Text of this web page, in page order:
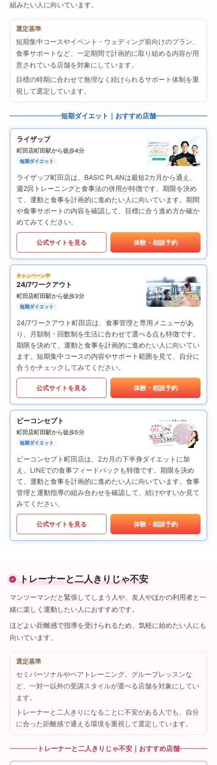
組みたい人に向いています。
選定基準
短期集中コースやイベント・ウェディング前向けのプラン、
食事サポートなど、一定期間で計画的に取り組める内容が用
意されている店舗を対象にしています。
目標の時期に合わせて無理なく続けられるサポート体制を重
視して選定しています。
短期ダイエット｜おすすめ店舗
ライザップ
町田店町田駅から徒歩4分
短期ダイエット
ライザップ町田店は、BASIC PLANは最短2カ月から通え、
週2回トレーニングと食事法の併用が特徴です。期限を決め
て、運動と食事を計画的に進めたい人に向いています。期間
や食事サポートの内容を確認して、目標に合う進め方か確か
めてみてください。
公式サイトを見る 体験・相談予約
キャンペーン中
24/7ワークアウト
町田店町田駅から徒歩3分
短期ダイエット
24/7ワークアウト町田店は、食事管理と専用メニューがあ
り、月額制・回数制を生活に合わせて選べる点も特徴です。
期限を決めて、運動と食事を計画的に進めたい人に向いてい
ます。短期集中コースの内容やサポート範囲を見て、自分に
合うかチェックしてみてください。
公式サイトを見る 体験・相談予約
ビーコンセプト
町田店町田駅から徒歩5分
短期ダイエット
ビーコンセプト町田店は、2カ月の下半身ダイエットに加
え、LINEでの食事フィードバックも特徴です。期限を決め
て、運動と食事を計画的に進めたい人に向いています。食事
管理と運動指導の組み合わせを確認して、続けやすいか見て
みてください。
公式サイトを見る 体験・相談予約
トレーナーと二人きりじゃ不安
マンツーマンだと緊張してしまう人や、友人やほかの利用者と一
緒に楽しく運動したい人におすすめです。
ほどよい距離感で指導を受けられるため、気軽に始めたい人にも
向いています。
選定基準
セミパーソナルやペアトレーニング、グループレッスンな
ど、一対一以外の受講スタイルが選べる店舗を対象にしてい
ます。
トレーナーと二人きりになることに不安がある人でも、自分
に合った距離感で通える環境を重視して選定しています。
トレーナーと二人きりじゃ不安｜おすすめ店舗